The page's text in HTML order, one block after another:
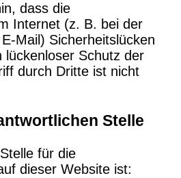
dass die
Internet (z. B. bei der
Mail) Sicherheitslücken
lückenloser Schutz der
durch Dritte ist nicht
Stelle
für die
dieser Website ist: